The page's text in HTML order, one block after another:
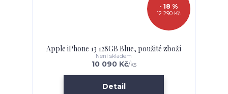
12 290 Kč
- 18 %
Apple iPhone 13 128GB Blue, použité zboží
10 090 Kč/ks
Není skladem
Detail